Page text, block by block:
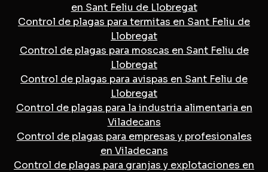
en Sant Feliu de Llobregat
Control de plagas para termitas en Sant Feliu de
Llobregat
Control de plagas para moscas en Sant Feliu de
Llobregat
Control de plagas para avispas en Sant Feliu de
Llobregat
Control de plagas para la industria alimentaria en
Viladecans
Control de plagas para empresas y profesionales
en Viladecans
Control de plagas para granjas y explotaciones en